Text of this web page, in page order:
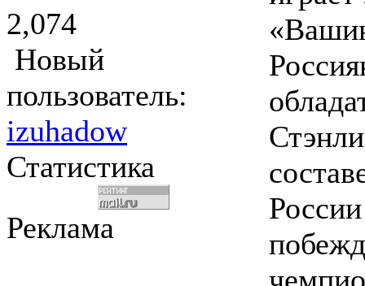
2,074
Новый
пользователь:
izuhadow
Статистика
Реклама